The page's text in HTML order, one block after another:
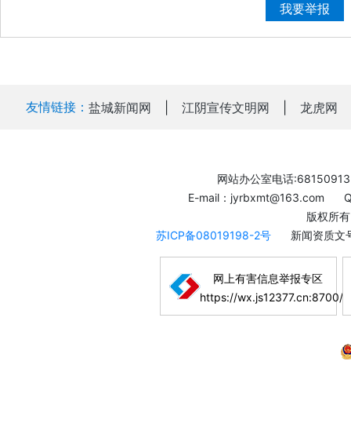
我要举报
友情链接： 盐城新闻网 江阴宣传文明网 龙虎网
网站办公室电话:68150913
E-mail：jyrbxmt@163.com
版权所
苏ICP备08019198-2号
新闻资质
网上有害信息举报专区
https://wx.js12377.cn:8700/